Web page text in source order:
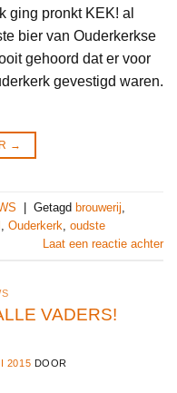
ging pronkt KEK! al
bier van Ouderkerkse
gehoord dat er voor
gevestigd waren.
→
| Getagd brouwerij
Ouderkerk oudste
Laat een reactie achter
VADERS!
2015 DOOR